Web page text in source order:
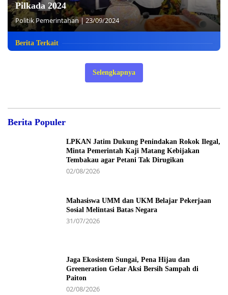
Pilkada 2024
Politik Pemerintahan| 23/09/2024
Berita Terkait
Selengkapnya
Berita Populer
LPKAN Jatim Dukung Penindakan Rokok Ilegal,
Minta Pemerintah Kaji Matang Kebijakan
Tembakau agar Petani Tak Dirugikan
02/08/2026
Mahasiswa UMM dan UKM Belajar Pekerjaan
Sosial Melintasi Batas Negara
31/07/2026
Jaga Ekosistem Sungai, Pena Hijau dan
Greeneration Gelar Aksi Bersih Sampah di
Paiton
02/08/2026